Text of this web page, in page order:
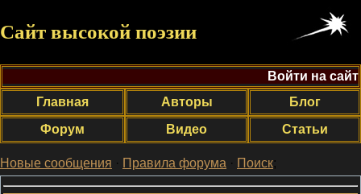
Сайт высокой поэзии
Войти на сайт
Главная
Авторы
Блог
Форум
Видео Статьи
Новые сообщения · Правила форума · Поиск;